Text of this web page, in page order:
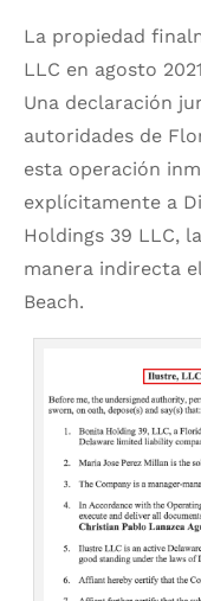
La propiedad
LLC en agosto
Una declaración
autoridades de
esta operación
explícitamente a
Holdings 39 LLC,
manera indirecta
Beach.